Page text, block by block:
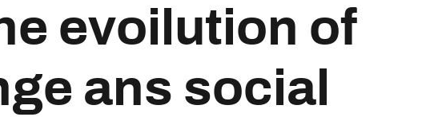
evoilution of
ans social